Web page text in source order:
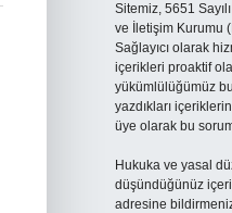
Sitemiz, 5651
ve İletişim Kurumu
Sağlayıcı olarak
içerikleri proaktif
yükümlülüğümüz
yazdıkları
üye olarak bu
Hukuka ve yasal
düşündüğünüz
adresine